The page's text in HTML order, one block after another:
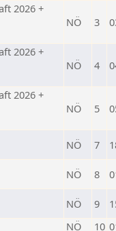
2026 +
NÖ 3
2026 +
NÖ 4
2026 +
NÖ 5
NÖ 7
NÖ 8
NÖ 9
NÖ 10